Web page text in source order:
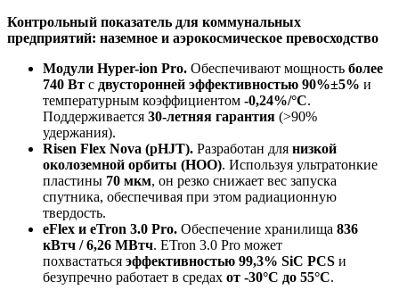
Контрольный показатель для коммунальных
предприятий: наземное и аэрокосмическое превосходство
Модули Hyper-ion Pro. Обеспечивают мощность более
740 Вт с двусторонней эффективностью 90%±5% и
температурным коэффициентом -0,24%/°C.
Поддерживается 30-летняя гарантия (>90%
удержания).
Risen Flex Nova (pHJT). Разработан для низкой
околоземной орбиты (НОО). Используя ультратонкие
пластины 70 мкм, он резко снижает вес запуска
спутника, обеспечивая при этом радиационную
твердость.
eFlex и eTron 3.0 Pro. Обеспечение хранилища 836
кВтч / 6,26 МВтч. ETron 3.0 Pro может
похвастаться эффективностью 99,3% SiC PCS и
безупречно работает в средах от -30°C до 55°C.